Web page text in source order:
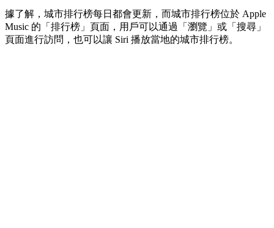
據了解，城市排行榜每日都會更新，而城市排行榜位於 Apple
Music 的「排行榜」頁面，用戶可以通過「瀏覽」或「搜尋」
頁面進行訪問，也可以讓 Siri 播放當地的城市排行榜。